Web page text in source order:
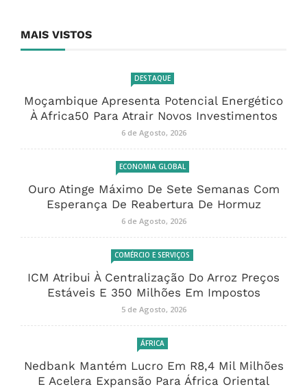
MAIS VISTOS
DESTAQUE
Moçambique Apresenta Potencial Energético
À Africa50 Para Atrair Novos Investimentos
6 de Agosto, 2026
ECONOMIA GLOBAL
Ouro Atinge Máximo De Sete Semanas Com
Esperança De Reabertura De Hormuz
6 de Agosto, 2026
COMÉRCIO E SERVIÇOS
ICM Atribui À Centralização Do Arroz Preços
Estáveis E 350 Milhões Em Impostos
5 de Agosto, 2026
ÁFRICA
Nedbank Mantém Lucro Em R8,4 Mil Milhões
E Acelera Expansão Para África Oriental